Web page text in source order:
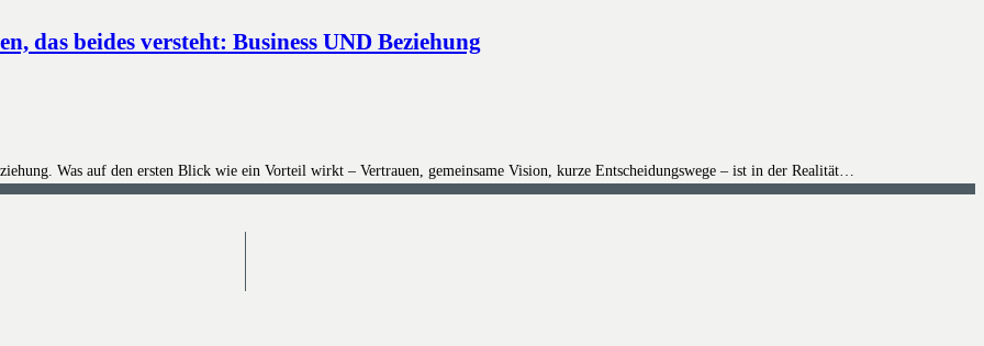
das beides versteht: Business UND Beziehung
Was auf den ersten Blick wie ein Vorteil wirkt – Vertrauen, gemeinsame Vision, kurze Entscheidungswege – ist in der Realität…